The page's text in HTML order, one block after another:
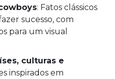
: Fatos clássicos
sucesso, com
para um visual
culturas e
inspirados em